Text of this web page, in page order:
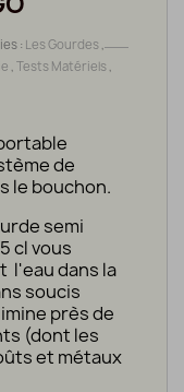
: Les Gourdes,
, Tests Matériels,
de
le bouchon.
semi
cl vous
l'eau dans la
soucis
près de
(dont les
et métaux